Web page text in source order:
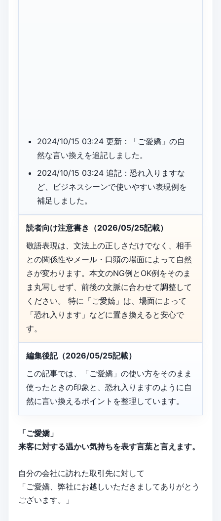
2024/10/15 03:24 更新：「ご愛嬌」の自
然な言い換えを追記しました。
2024/10/15 03:24 追記：恐れ入りますな
ど、ビジネスシーンで使いやすい表現例を
補足しました。
読者向け注意書き（2026/05/25記載）
敬語表現は、文法上の正しさだけでなく、相手
との関係性やメール・口頭の場面によって自然
さが変わります。本文のNG例とOK例をそのま
ま丸写しせず、前後の文脈に合わせて調整して
ください。 特に「ご愛嬌」は、場面によって
「恐れ入ります」などに置き換えると安心で
す。
編集後記（2026/05/25記載）
この記事では、「ご愛嬌」の使い方をそのまま
使ったときの印象と、恐れ入りますのように自
然に言い換えるポイントを整理しています。
「ご愛嬌」
来客に対する温かい気持ちを表す言葉と言えます。
自分の会社に訪れた取引先に対して
「ご愛嬌、弊社にお越しいただきましてありがとう
ございます。」